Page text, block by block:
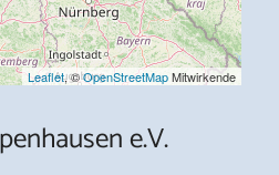
Leaflet, ©OpenStreetMapMitwirkende
e.V.